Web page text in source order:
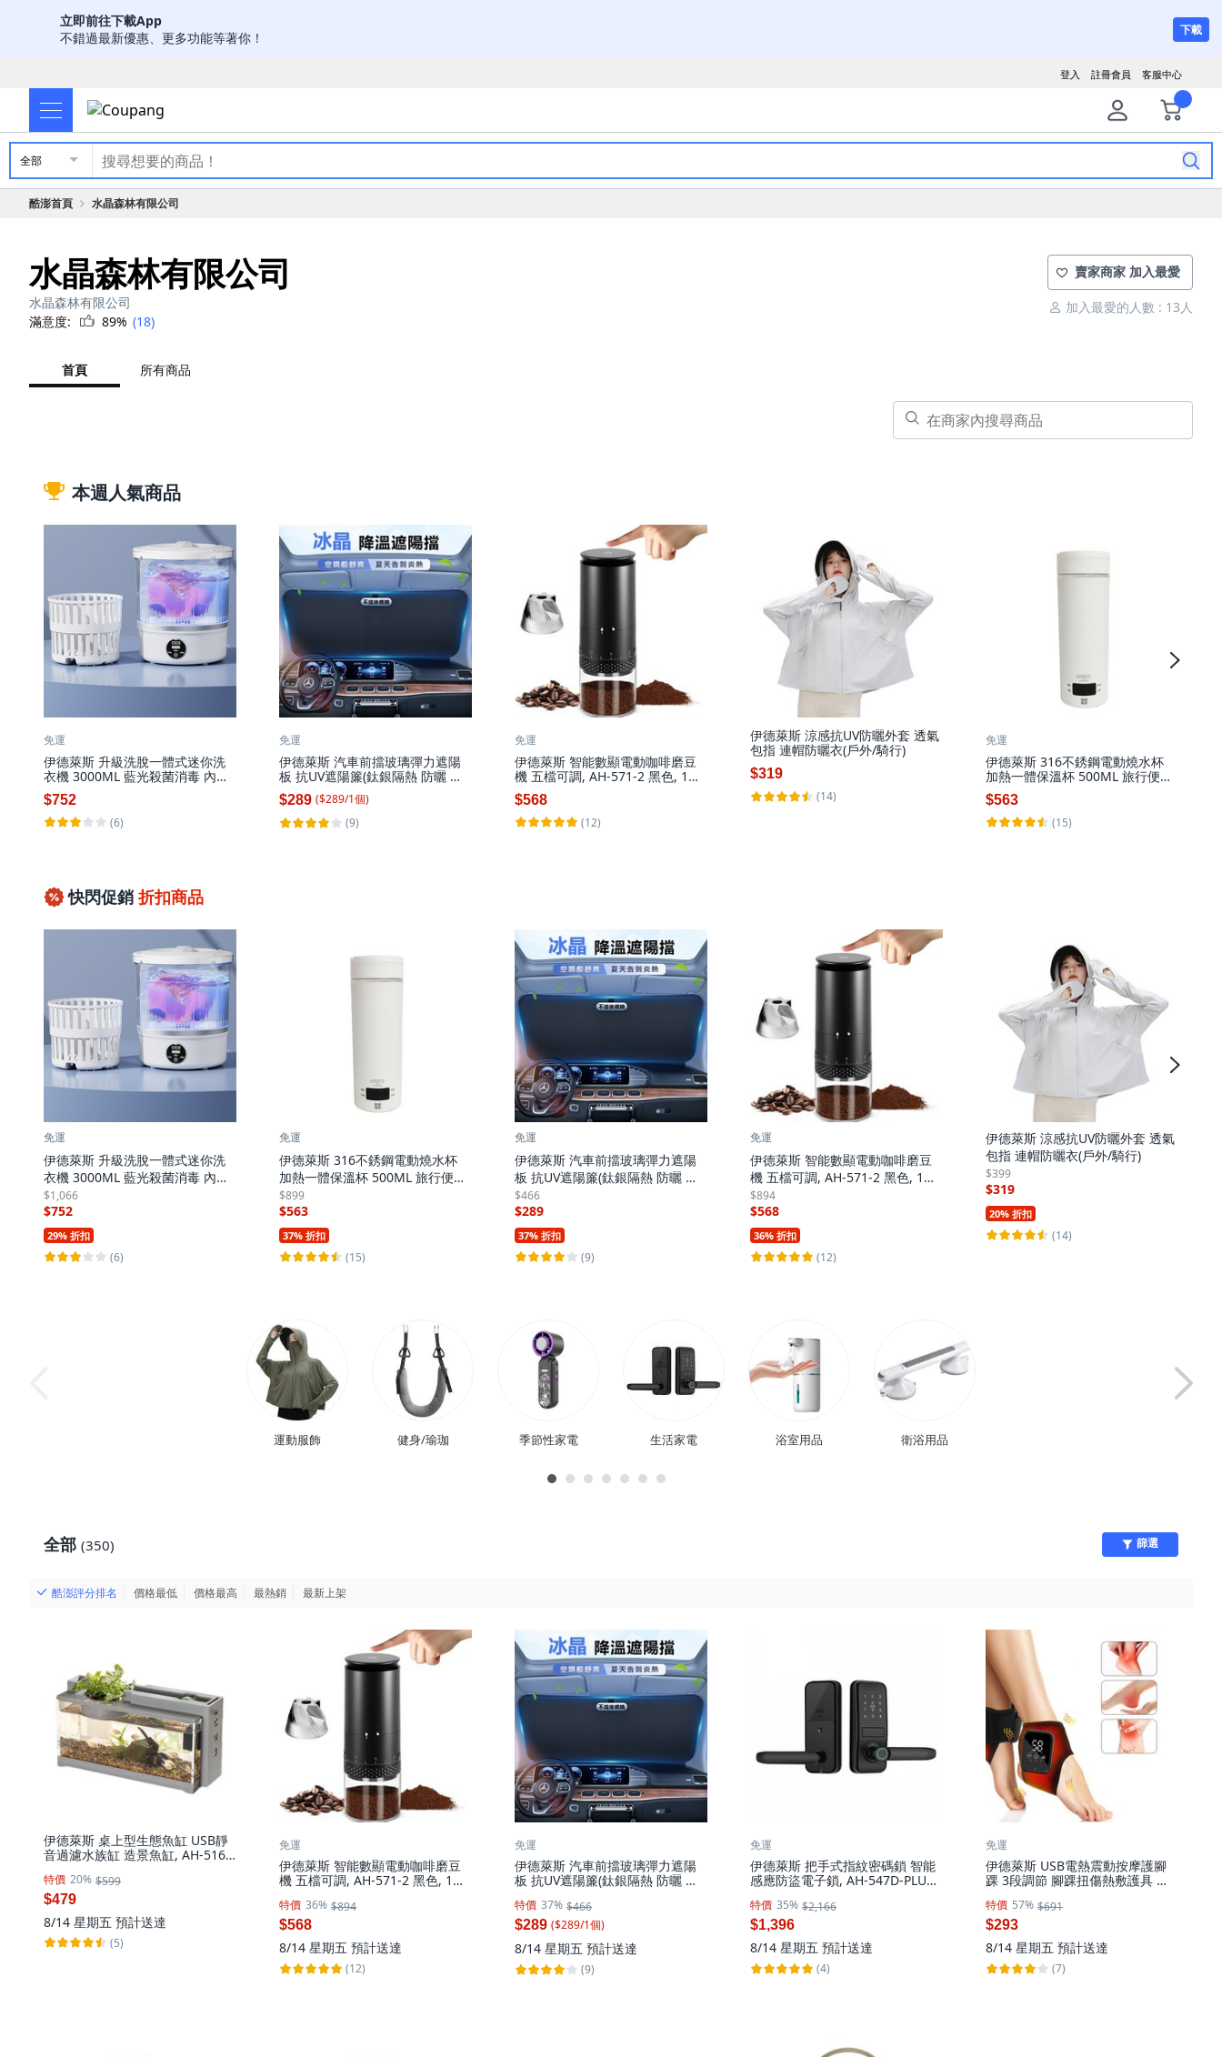
立即前往下載App
不錯過最新優惠、更多功能等著你！
下載
客服中心
註冊會員
登入
全部
酷澎首頁 水晶森林有限公司
水晶森林有限公司
水晶森林有限公司
滿意度:
89% (18)
賣家商家 加入最愛
加入最愛的人數 : 13人
首頁 所有商品
本週人氣商品
免運
伊德萊斯 升級洗脫一體式迷你洗
衣機 3000ML 藍光殺菌消毒 內衣
褲洗衣機 小型洗衣機(交換禮物),
白色, AH-661G
$752
(6)
免運
伊德萊斯 汽車前擋玻璃彈力遮陽
板 抗UV遮陽簾(鈦銀隔熱 防曬 折
疊收納), CA-19 黑色, 1個
$289 ($289/1個)
(9)
免運
伊德萊斯 智能數顯電動咖啡磨豆
機 五檔可調, AH-571-2 黑色, 1個,
400ml
$568
(12)
伊德萊斯 涼感抗UV防曬外套 透氣
包指 連帽防曬衣(戶外/騎行)
$319
(14)
免運
伊德萊斯 316不銹鋼電動燒水杯
加熱一體保溫杯 500ML 旅行便攜
電熱水壺 快煮壺 交換禮物, AH-
623 白色
$563
(15)
快閃促銷 折扣商品
免運
伊德萊斯 升級洗脫一體式迷你洗
衣機 3000ML 藍光殺菌消毒 內衣
褲洗衣機 小型洗衣機(交換禮物),
白色, AH-661G
$1,066
$752
29% 折扣
(6)
免運
伊德萊斯 316不銹鋼電動燒水杯
加熱一體保溫杯 500ML 旅行便攜
電熱水壺 快煮壺 交換禮物, AH-62
3 白色
$899
$563
37% 折扣
(15)
免運
伊德萊斯 汽車前擋玻璃彈力遮陽
板 抗UV遮陽簾(鈦銀隔熱 防曬 折
疊收納), CA-19 黑色, 1個
$466
$289
37% 折扣
(9)
免運
伊德萊斯 智能數顯電動咖啡磨豆
機 五檔可調, AH-571-2 黑色, 1個,
400ml
$894
$568
36% 折扣
(12)
伊德萊斯 涼感抗UV防曬外套 透氣
包指 連帽防曬衣(戶外/騎行)
$399
$319
20% 折扣
(14)
運動服飾 健身/瑜珈 季節性家電 生活家電 浴室用品 衛浴用品
全部 (350) 篩選
酷澎評分排名 價格最低 價格最高 最熱銷 最新上架
伊德萊斯 桌上型生態魚缸 USB靜
音過濾水族缸 造景魚缸, AH-516E
特價 20% $599
$479
8/14 星期五 預計送達
(5)
免運
伊德萊斯 智能數顯電動咖啡磨豆
機 五檔可調, AH-571-2 黑色, 1個,
特價 36% $894
$568
8/14 星期五 預計送達
(12)
免運
伊德萊斯 汽車前擋玻璃彈力遮陽
板 抗UV遮陽簾(鈦銀隔熱 防曬 折
特價 37% $466
$289 ($289/1個)
8/14 星期五 預計送達
(9)
免運
伊德萊斯 把手式指紋密碼鎖 智能
感應防盜電子鎖, AH-547D-PLUS-
特價 35% $2,166
$1,396
8/14 星期五 預計送達
(4)
免運
伊德萊斯 USB電熱震動按摩護腳
踝 3段調節 腳踝扭傷熱敷護具 腳
黑色, 1個
特價 57% $691
$293
8/14 星期五 預計送達
(7)